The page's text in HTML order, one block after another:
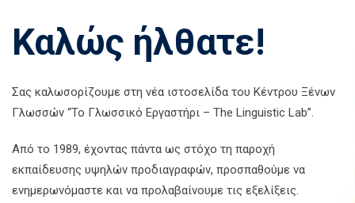
Καλώς ήλθατε!
Σας καλωσορίζουμε στη νέα ιστοσελίδα του Κέντρου Ξένων
Γλωσσών “Το Γλωσσικό Εργαστήρι – Τhe Linguistic Lab”.
Από το 1989, έχοντας πάντα ως στόχο τη παροχή
εκπαίδευσης υψηλών προδιαγραφών, προσπαθούμε να
ενημερωνόμαστε και να προλαβαίνουμε τις εξελίξεις.